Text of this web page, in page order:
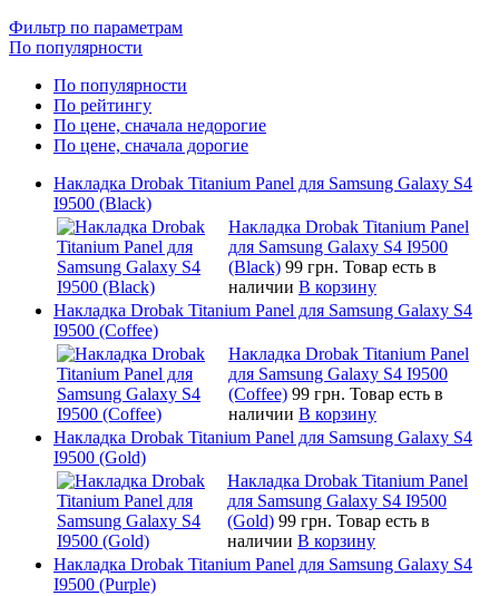
Фильтр по параметрам
По популярности
По популярности
По рейтингу
По цене, сначала недорогие
По цене, сначала дорогие
Накладка Drobak Titanium Panel для Samsung Galaxy S4
I9500 (Black)
Накладка Drobak Titanium Panel
для Samsung Galaxy S4 I9500
(Black) 99 грн. Товар есть в
наличии В корзину
Накладка Drobak Titanium Panel для Samsung Galaxy S4
I9500 (Coffee)
Накладка Drobak Titanium Panel
для Samsung Galaxy S4 I9500
(Coffee) 99 грн. Товар есть в
наличии В корзину
Накладка Drobak Titanium Panel для Samsung Galaxy S4
I9500 (Gold)
Накладка Drobak Titanium Panel
для Samsung Galaxy S4 I9500
(Gold) 99 грн. Товар есть в
наличии В корзину
Накладка Drobak Titanium Panel для Samsung Galaxy S4
I9500 (Purple)